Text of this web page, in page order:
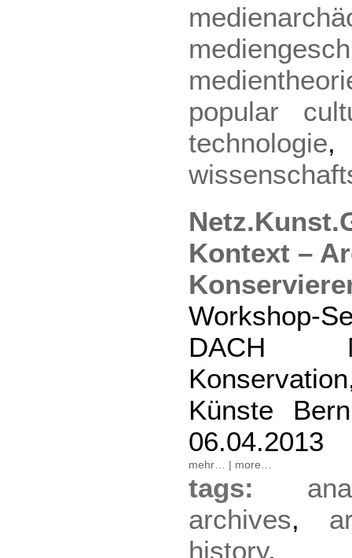
popular
technologie
Kontext –
Workshop-
DACH
Künste
06.04.2013
mehr… | more…
tags:
archives,
history